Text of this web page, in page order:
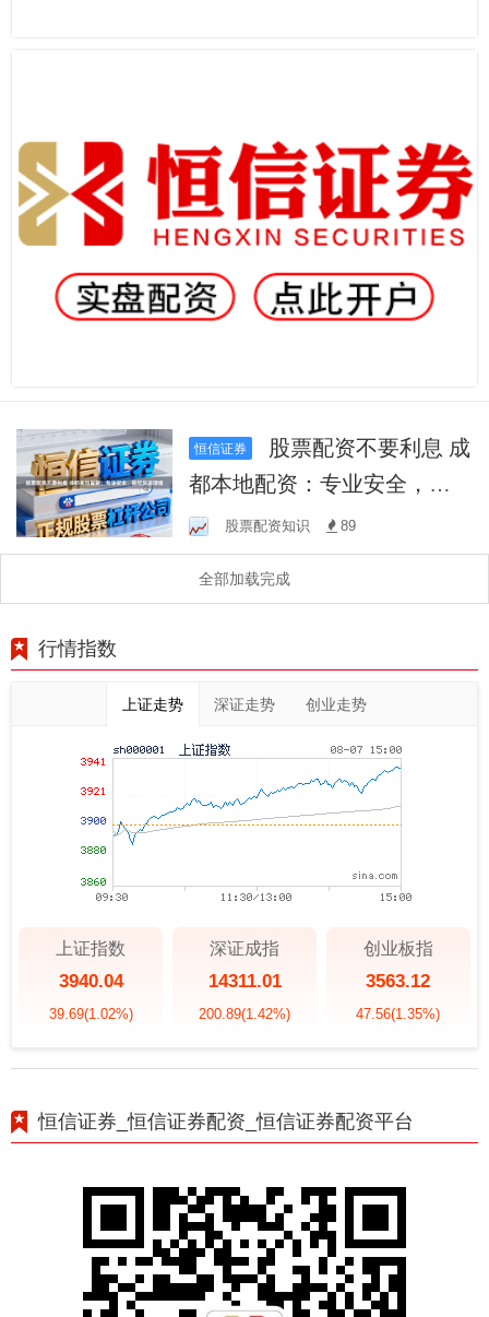
恒信证券
都本地配资：专业安全，助
您财富增值
股票配资知识 89
全部加载完成
行情指数
上证走势 深证走势 创业走势
上证指数
3940.04
39.69(1.02%)
深证成指
14311.01
200.89(1.42%)
创业板指
3563.12
47.56(1.35%)
恒信证券_恒信证券配资_恒信证券配资平台